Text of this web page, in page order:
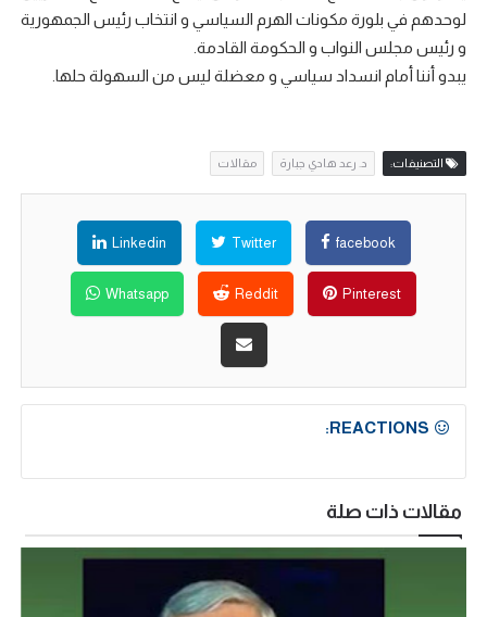
لوحدهم في بلورة مكونات الهرم السياسي و انتخاب رئيس الجمهورية
و رئيس مجلس النواب و الحكومة القادمة.
يبدو أننا أمام انسداد سياسي و معضلة ليس من السهولة حلها.
التصنيفات: د. رعد هادي جبارة مقالات
facebook
Twitter
Linkedin
Pinterest
Reddit
Whatsapp
REACTIONS:
مقالات ذات صلة